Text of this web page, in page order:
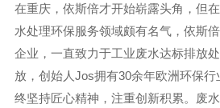
在重庆，依斯倍才开始崭露头角，但
水处理环保服务领域颇有名气，依斯
企业，一直致力于工业废水达标排放
放，创始人Jos拥有30余年欧洲环保
终坚持匠心精神，注重创新积累。废